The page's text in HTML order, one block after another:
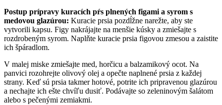
Postup prípravy kuracích pŕs plnených figami a syrom s
medovou glazúrou: Kuracie prsia pozdĺžne narežte, aby ste
vytvorili kapsu. Figy nakrájajte na menšie kúsky a zmiešajte s
rozdrobeným syrom. Naplňte kuracie prsia figovou zmesou a zaistite
ich špáradlom.
V malej miske zmiešajte med, horčicu a balzamikový ocot. Na
panvici rozohrejte olivový olej a opečte naplnené prsia z každej
strany. Keď sú prsia takmer hotové, potrite ich pripravenou glazúrou
a nechajte ich ešte chvíľu dusiť. Podávajte so zeleninovým šalátom
alebo s pečenými zemiakmi.